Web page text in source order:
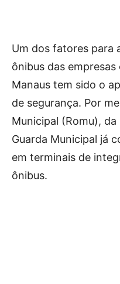
Um dos fatores para
ônibus das
Manaus tem sido o
de segurança. Por
Municipal (Romu),
Guarda Municipal já
em terminais de
ônibus.